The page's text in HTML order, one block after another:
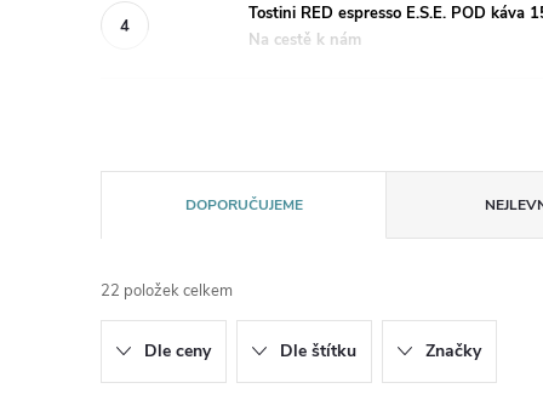
Tostini RED espresso E.S.E. POD káva
Na cestě k nám
a
z
e
DOPORUČUJEME
22 položek celkem
Dle ceny Dle štítku Značky